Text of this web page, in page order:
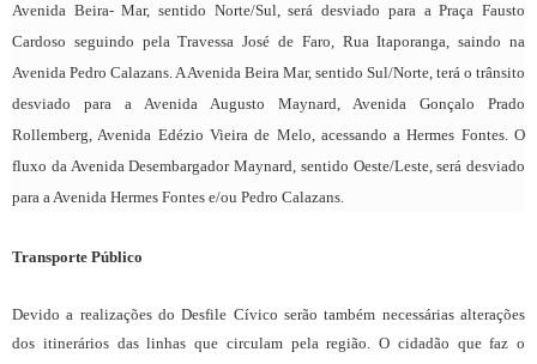
Avenida Beira- Mar, sentido Norte/Sul, será desviado para a Praça Fausto
Cardoso seguindo pela Travessa José de Faro, Rua Itaporanga, saindo na
Avenida Pedro Calazans. A Avenida Beira Mar, sentido Sul/Norte, terá o trânsito
desviado para a Avenida Augusto Maynard, Avenida Gonçalo Prado
Rollemberg, Avenida Edézio Vieira de Melo, acessando a Hermes Fontes. O
fluxo da Avenida Desembargador Maynard, sentido Oeste/Leste, será desviado
para a Avenida Hermes Fontes e/ou Pedro Calazans.
Transporte Público
Devido a realizações do Desfile Cívico serão também necessárias alterações
dos itinerários das linhas que circulam pela região. O cidadão que faz o